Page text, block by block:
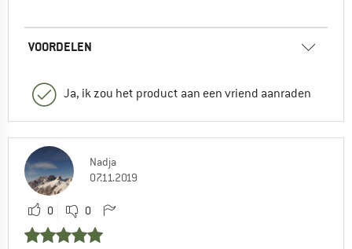
VOORDELEN
Ja, ik zou het product aan een vriend aanraden
Nadja
07.11.2019
0 0